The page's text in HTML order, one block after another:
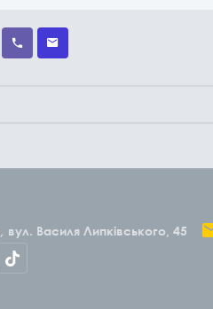
вул. Василя Липківського, 45